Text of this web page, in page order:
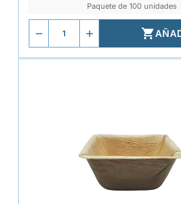
Paquete de 100 unidades
